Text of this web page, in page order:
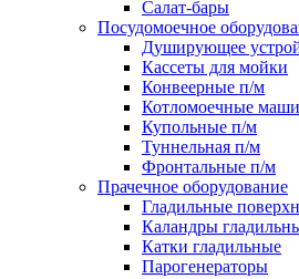
Салат-бары
Посудомоечное
Душирующее
Кассеты для мойки
Конвеерные п/м
Котломоечные
Купольные п/м
Туннельная п/м
Фронтальные п/м
Прачечное оборудование
Гладильные
Каландры
Катки гладильные
Парогенераторы